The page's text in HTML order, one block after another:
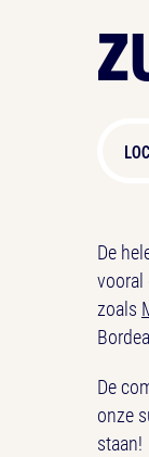
De
vooral
zoals
De
onze
staan!